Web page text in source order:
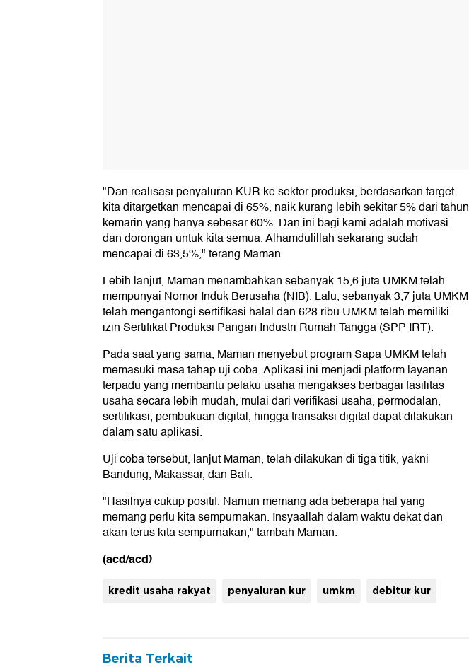
"Dan realisasi penyaluran KUR ke sektor produksi, berdasarkan target
kita ditargetkan mencapai di 65%, naik kurang lebih sekitar 5% dari tahun
kemarin yang hanya sebesar 60%. Dan ini bagi kami adalah motivasi
dan dorongan untuk kita semua. Alhamdulillah sekarang sudah
mencapai di 63,5%," terang Maman.
Lebih lanjut, Maman menambahkan sebanyak 15,6 juta UMKM telah
mempunyai Nomor Induk Berusaha (NIB). Lalu, sebanyak 3,7 juta UMKM
telah mengantongi sertifikasi halal dan 628 ribu UMKM telah memiliki
izin Sertifikat Produksi Pangan Industri Rumah Tangga (SPP IRT).
Pada saat yang sama, Maman menyebut program Sapa UMKM telah
memasuki masa tahap uji coba. Aplikasi ini menjadi platform layanan
terpadu yang membantu pelaku usaha mengakses berbagai fasilitas
usaha secara lebih mudah, mulai dari verifikasi usaha, permodalan,
sertifikasi, pembukuan digital, hingga transaksi digital dapat dilakukan
dalam satu aplikasi.
Uji coba tersebut, lanjut Maman, telah dilakukan di tiga titik, yakni
Bandung, Makassar, dan Bali.
"Hasilnya cukup positif. Namun memang ada beberapa hal yang
memang perlu kita sempurnakan. Insyaallah dalam waktu dekat dan
akan terus kita sempurnakan," tambah Maman.
(acd/acd)
kredit usaha rakyat penyaluran kur umkm debitur kur
Berita Terkait